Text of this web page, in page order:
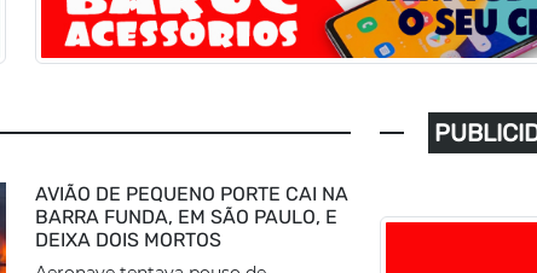
AVIÃO DE PEQUENO PORTE CAI NA
BARRA FUNDA, EM SÃO PAULO, E
DEIXA DOIS MORTOS